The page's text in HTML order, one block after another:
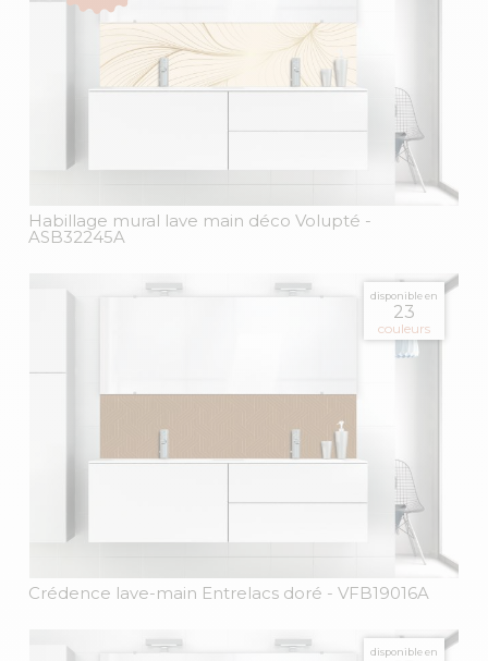
Habillage mural lave main déco Volupté -
ASB32245A
disponible en
23
couleurs
Crédence lave-main Entrelacs doré - VFB19016A
disponible en